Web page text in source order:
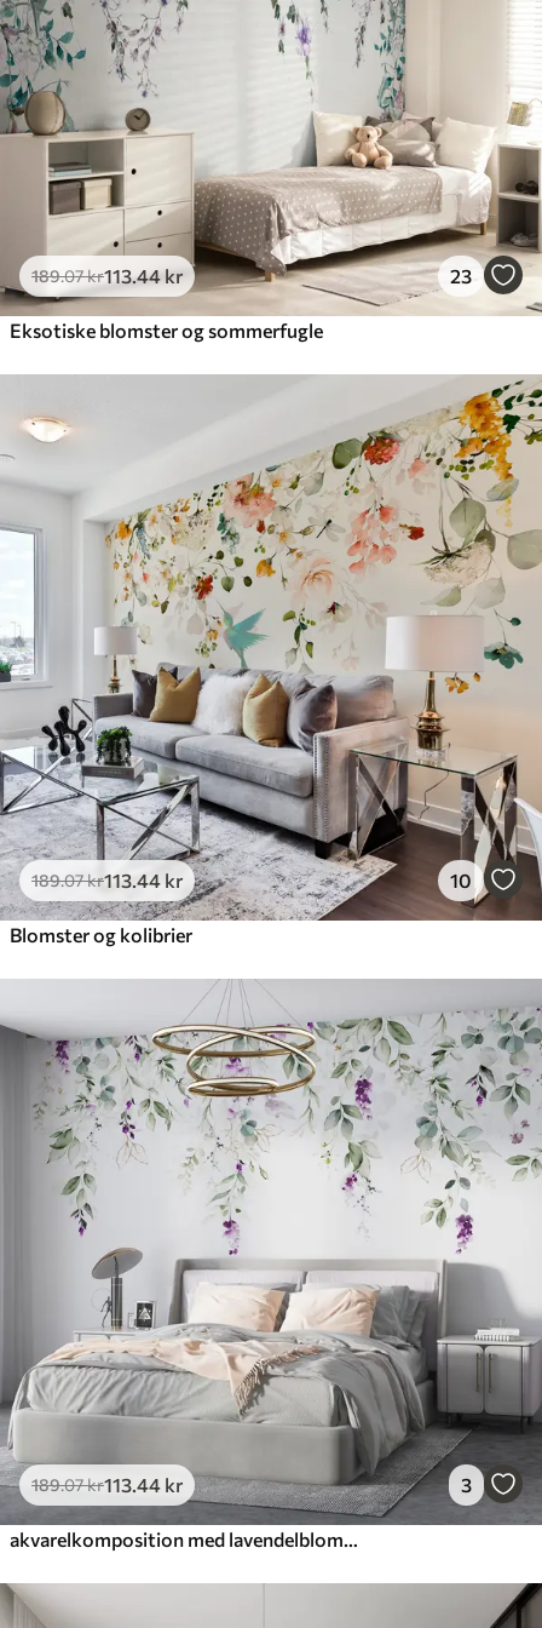
Premium vinyl
516 .00kr
Peel and Stick
666.67 kr/m²
189.07kr113.44 kr 23
Eksotiske blomster og sommerfugle
189.07kr113 .44 kr 10
Blomster og kolibrier
189.07kr113 .44 kr 3